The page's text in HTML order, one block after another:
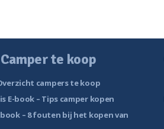
Camper te koop
campers te koop
E-book – Tips camper kopen
– 8 fouten bij het kopen van